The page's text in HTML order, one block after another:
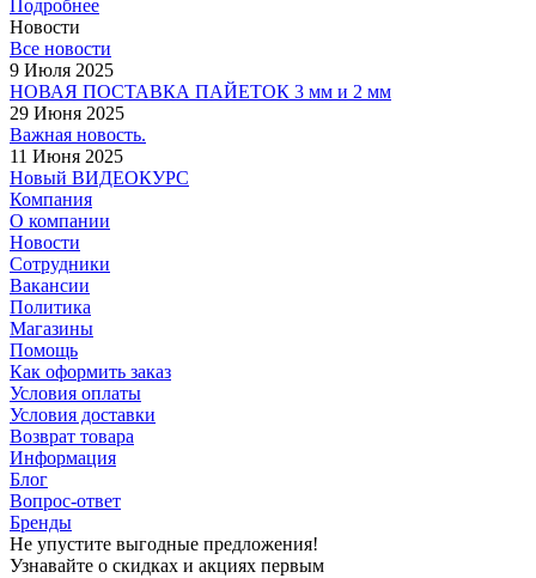
Подробнее
Новости
Все новости
9 Июля 2025
НОВАЯ ПОСТАВКА ПАЙЕТОК 3 мм и 2 мм
29 Июня 2025
Важная новость.
11 Июня 2025
Новый ВИДЕОКУРС
Компания
О компании
Новости
Сотрудники
Вакансии
Политика
Магазины
Помощь
Как оформить заказ
Условия оплаты
Условия доставки
Возврат товара
Информация
Блог
Вопрос-ответ
Бренды
Не упустите выгодные предложения!
Узнавайте о скидках и акциях первым